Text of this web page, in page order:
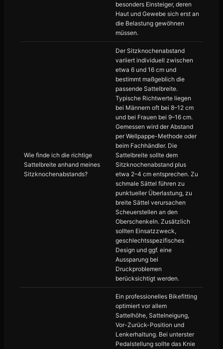
besonders Einsteiger, deren
Haut und Gewebe sich erst an
die Belastung gewöhnen
müssen.
Wie finde ich die richtige
Sattelbreite anhand meines
Sitzknochenabstands?
Der Sitzknochenabstand
variiert individuell zwischen
etwa 6 und 16 cm und
bestimmt maßgeblich die
passende Sattelbreite.
Typische Richtwerte liegen
bei Männern oft bei 8–12 cm
und bei Frauen bei 9–16 cm.
Gemessen wird der Abstand
per Wellpappe-Methode oder
beim Fachhändler. Die
Sattelbreite sollte dem
Sitzknochenabstand plus
etwa 2–4 cm entsprechen. Zu
schmale Sättel führen zu
punktueller Überlastung, zu
breite Sättel verursachen
Scheuerstellen an den
Oberschenkeln. Zusätzlich
sollten Einsatzzweck,
geschlechtsspezifisches
Design und ggf. eine
Aussparung bei
Druckproblemen
berücksichtigt werden.
Ein professionelles Bikefitting
optimiert vor allem
Sattelhöhe, Sattelneigung,
Vor-Zurück-Position und
Lenkerhaltung. Bei unterster
Pedalstellung sollte das Knie